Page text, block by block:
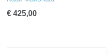
€ 425,00